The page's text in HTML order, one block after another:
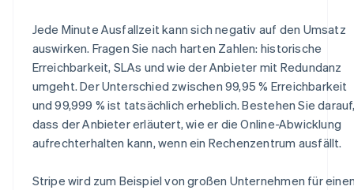
Jede Minute Ausfallzeit kann sich negativ auf den Umsatz
auswirken. Fragen Sie nach harten Zahlen: historische
Erreichbarkeit, SLAs und wie der Anbieter mit Redundanz
umgeht. Der Unterschied zwischen 99,95 % Erreichbarkeit
und 99,999 % ist tatsächlich erheblich. Bestehen Sie
dass der Anbieter erläutert, wie er die Online-Abwicklung
aufrechterhalten kann, wenn ein Rechenzentrum ausfällt.
Stripe wird zum Beispiel von großen Unternehmen für